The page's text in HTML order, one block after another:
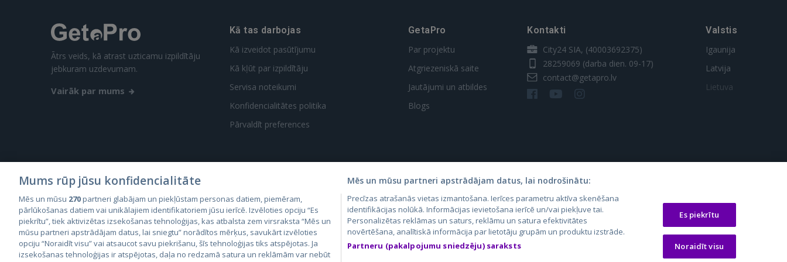
Ātrs veids, kā atrast uzticamu izpildītāju
jebkuram uzdevumam.
Vairāk par mums
Kā tas darbojas
Kā izveidot pasūtījumu
Kā kļūt par izpildītāju
Servisa noteikumi
Konfidencialitātes politika
Pārvaldīt preferences
GetaPro
Par projektu
Atgriezeniskā saite
Jautājumi un atbildes
Blogs
Kontakti
City24 SIA, (40003692375)
28259069 (darba dien. 09-17)
contact@getapro.lv
Valstis
Igaunija
Latvija
Lietuva
City24.lv
City24.ee
GetaPro.lv
GetaPro.ee
Skelbiu.lt
Autoplius.lt
Aruodas.lt
CVbankas.lt
Kainos.lt
Paslaugos.lt
auto24.ee
KV.ee
Osta.ee
KuldneBörs.ee
Mums rūp jūsu konfidencialitāte
Mēs un mūsu 270partneri glabājam un piekļūstam personas datiem, piemēram,
pārlūkošanas datiem vai unikālajiem identifikatoriem jūsu ierīcē. Izvēloties opciju “Es
piekrītu”, tiek aktivizētas izsekošanas tehnoloģijas, kas atbalsta zem virsraksta “Mēs un
mūsu partneri apstrādājam datus, lai sniegtu” norādītos mērķus, savukārt izvēloties
opciju “Noraidīt visu” vai atsaucot savu piekrišanu, šīs tehnoloģijas tiks atspējotas. Ja
izsekošanas tehnoloģijas ir atspējotas, daļa no redzamā satura un reklāmām var nebūt
Mēs un mūsu partneri apstrādājam datus, lai nodrošinātu:
Precīzas atrašanās vietas izmantošana. Ierīces parametru aktīva skenēšana
identifikācijas nolūkā. Informācijas ievietošana ierīcē un/vai piekļuve tai.
Personalizētas reklāmas un saturs, reklāmu un satura efektivitātes
novērtēšana, analītiskā informācija par lietotāju grupām un produktu izstrāde.
Partneru (pakalpojumu sniedzēju) saraksts
Es piekrītu
Noraidīt visu